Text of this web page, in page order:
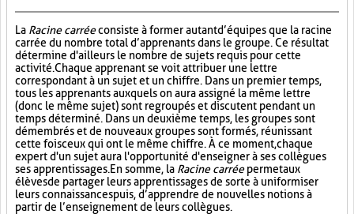
La Racine carréeconsiste à former autant d’équipes que la racine
carrée du nombre total d’apprenants dans le groupe. Ce résultat
détermine d'ailleurs le nombre de sujets requis pour cette
activité. Chaque apprenant se voit attribuer une lettre
correspondant à un sujet et un chiffre. Dans un premier temps,
tous les apprenants auxquels on aura assigné la même lettre
(donc le même sujet) sont regroupés et discutent pendant un
temps déterminé. Dans un deuxième temps, les groupes sont
démembrés et de nouveaux groupes sont formés, réunissant
cette fois ceux qui ont le même chiffre. À ce moment, chaque
expert d'un sujet aura l'opportunité d'enseigner à ses collègues
ses apprentissages. En somme, la Racine carréepermet aux
élèves de partager leurs apprentissages de sorte à uniformiser
leurs connaissances puis, d’apprendre de nouvelles notions à
partir de l’enseignement de leurs collègues.